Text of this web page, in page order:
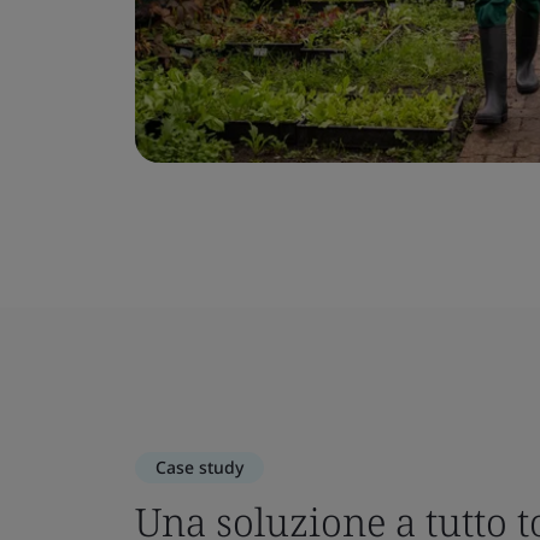
Case study
Una soluzione a tutto